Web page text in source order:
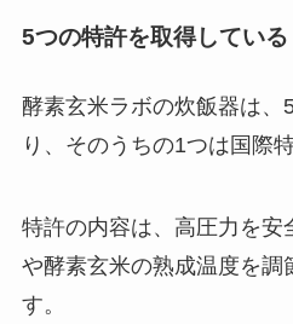
5つの特許を取得している
酵素玄米ラボの炊飯器は、
り、そのうちの1つは国際
特許の内容は、高圧力を安
や酵素玄米の熟成温度を調
す。